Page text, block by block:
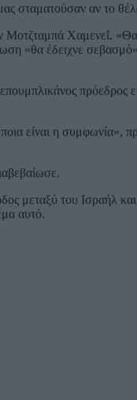
σταματούσαν αν το
Μοτζταμπά Χαμενεΐ.
«θα έδειχνε
πρόεδρος
είναι η συμφωνία»,
μεταξύ του Ισραήλ
αυτό.